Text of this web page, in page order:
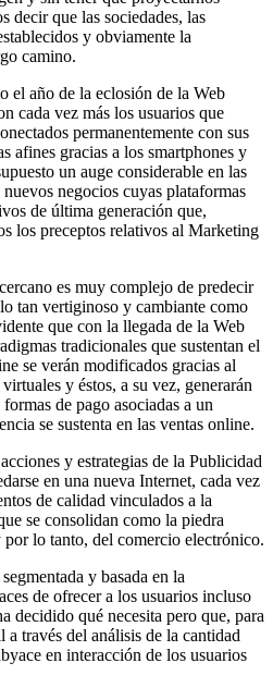
decir que las sociedades, las
y obviamente la
camino.
el año de la eclosión de la Web
cada vez más los usuarios que
permanentemente con sus
afines gracias a los smartphones y
un auge considerable en las
negocios cuyas plataformas
de última generación que,
los preceptos relativos al Marketing
es muy complejo de predecir
tan vertiginoso y cambiante como
que con la llegada de la Web
tradicionales que sustentan el
se verán modificados gracias al
y éstos, a su vez, generarán
de pago asociadas a un
se sustenta en las ventas online.
y estrategias de la Publicidad
en una nueva Internet, cada vez
de calidad vinculados a la
se consolidan como la piedra
lo tanto, del comercio electrónico.
y basada en la
de ofrecer a los usuarios incluso
decidido qué necesita pero que, para
a través del análisis de la cantidad
en interacción de los usuarios